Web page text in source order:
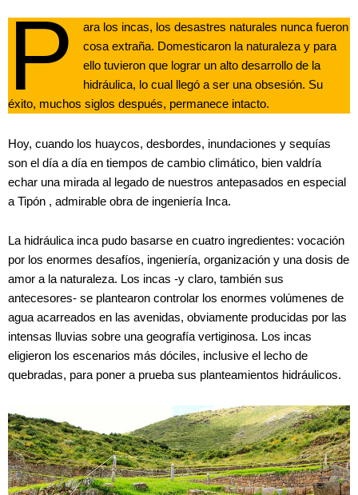
P
ara los incas, los desastres naturales nunca fueron
cosa extraña. Domesticaron la naturaleza y para
ello tuvieron que lograr un alto desarrollo de la
hidráulica, lo cual llegó a ser una obsesión. Su
éxito, muchos siglos después, permanece intacto.
Hoy, cuando los huaycos, desbordes, inundaciones y sequías
son el día a día en tiempos de cambio climático, bien valdría
echar una mirada al legado de nuestros antepasados en especial
a Tipón , admirable obra de ingeniería Inca.
La hidráulica inca pudo basarse en cuatro ingredientes: vocación
por los enormes desafíos, ingeniería, organización y una dosis de
amor a la naturaleza. Los incas -y claro, también sus
antecesores- se plantearon controlar los enormes volúmenes de
agua acarreados en las avenidas, obviamente producidas por las
intensas lluvias sobre una geografía vertiginosa. Los incas
eligieron los escenarios más dóciles, inclusive el lecho de
quebradas, para poner a prueba sus planteamientos hidráulicos.